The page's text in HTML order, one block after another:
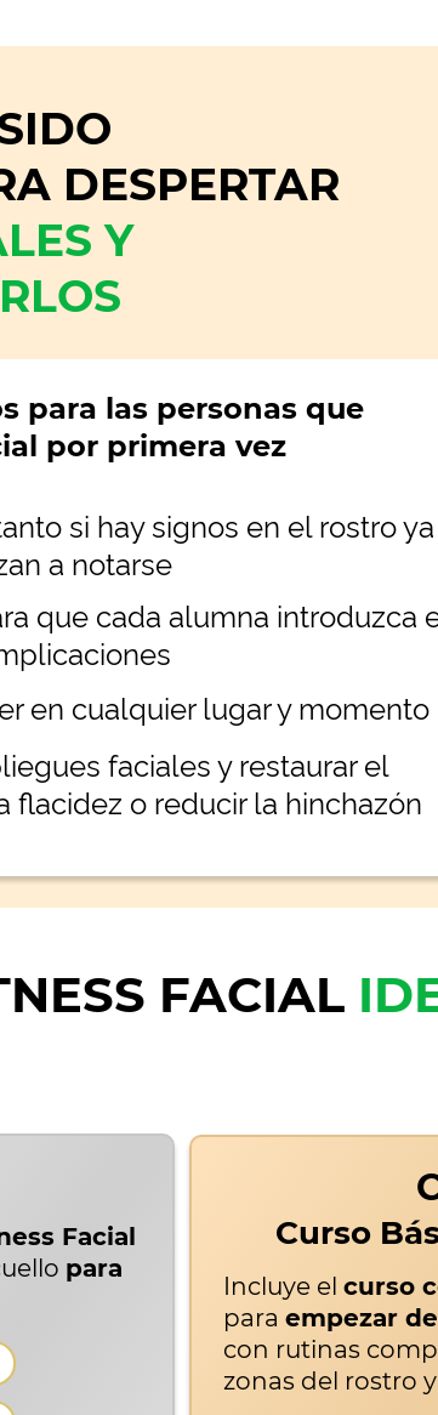
en cualquier lugar y momento
faciales y restaurar el
flacidez o reducir la hinchazón
que cada alumna introduzca
para las personas que
por primera vez
si hay signos en el rostro ya
a notarse
DESPERTAR
Y
Incluye el curso
para empezar
con rutinas
zonas del rostro
Facial
para
Curso
FACIAL